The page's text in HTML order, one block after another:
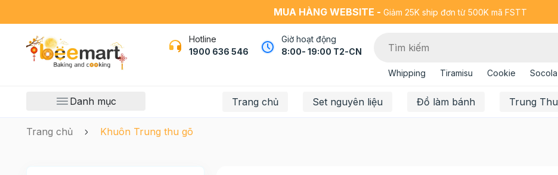
MUA HÀNG WEBSITE - Giảm 25K ship đơn từ 500K mã FSTT
Hotline
1900 636 546
Giờ hoạt động
8:00- 19:00 T2-CN
Whipping Tiramisu Cookie Socola
Danh mục Trang chủ Set nguyên liệu Đồ làm bánh Trung Thu
Trang chủ Khuôn Trung thu gõ